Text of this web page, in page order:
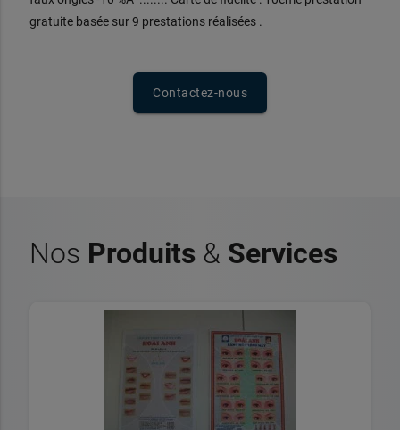
gratuite basée sur 9 prestations réalisées .
Contactez-nous
Nos Produits& Services